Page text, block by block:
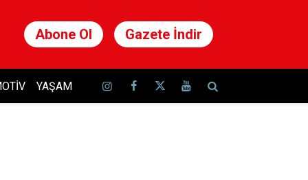
Abone Ol Gazete İndir
YAŞAM